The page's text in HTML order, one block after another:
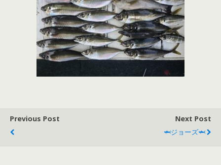
Previous Post
Next Post
🦈ジョーズ🦈